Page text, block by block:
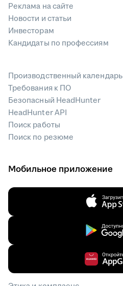
Реклама на сайте
Новости и статьи
Инвесторам
Кандидаты по профессиям
Производственный календарь
Требования к ПО
Безопасный HeadHunter
HeadHunter API
Поиск работы
Поиск по резюме
Мобильное приложение